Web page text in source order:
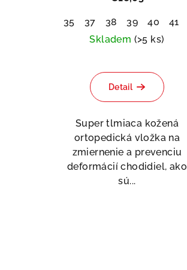
35 37 38 39 40 41
Skladem (>5 ks)
hodnotenie
produktu
je
5,0
z
5
hviezdičiek.
Detail
Super tlmiaca kožená
ortopedická vložka na
zmiernenie a prevenciu
deformácií chodidiel, ako
sú...